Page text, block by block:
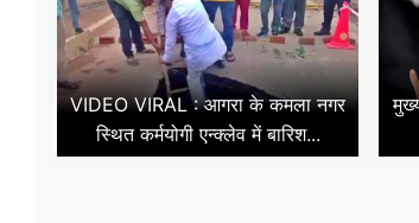
VIDEO VIRAL : आगरा के कमला नगर
स्थित कर्मयोगी एन्क्लेव में बारिश...